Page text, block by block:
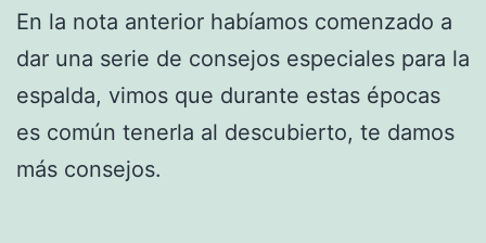
En la nota anterior habíamos comenzado a
dar una serie de consejos especiales para la
espalda, vimos que durante estas épocas
es común tenerla al descubierto, te damos
más consejos.